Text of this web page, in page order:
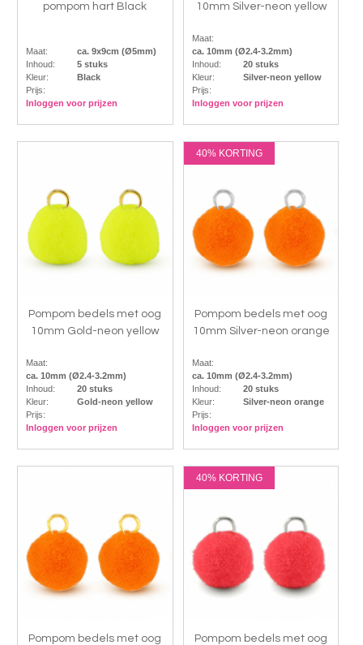
pompom hart Black
Maat:
ca. 9x9cm (Ø5mm)
Inhoud:
5 stuks
Kleur:
Black
Prijs:
Inloggen voor prijzen
10mm Silver-neon yellow
Maat:
ca. 10mm (Ø2.4-3.2mm)
Inhoud:
20 stuks
Kleur:
Silver-neon yellow
Prijs:
Inloggen voor prijzen
Pompom bedels met oog
10mm Gold-neon yellow
Maat:
ca. 10mm (Ø2.4-3.2mm)
Inhoud:
20 stuks
Kleur:
Gold-neon yellow
Prijs:
Inloggen voor prijzen
40% KORTING
Pompom bedels met oog
10mm Silver-neon orange
Maat:
ca. 10mm (Ø2.4-3.2mm)
Inhoud:
20 stuks
Kleur:
Silver-neon orange
Prijs:
Inloggen voor prijzen
Pompom bedels met oog
40% KORTING
Pompom bedels met oog